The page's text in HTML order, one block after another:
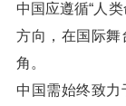
中国应遵循“人
方向，在国际舞
角。
中国需始终致力